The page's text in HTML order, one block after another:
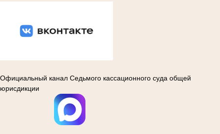
Официальный канал Седьмого кассационного суда общей
юрисдикции